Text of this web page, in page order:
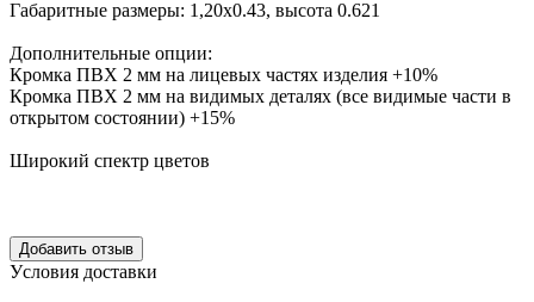
Габаритные размеры: 1,20х0.43, высота 0.621
Дополнительные опции:
Кромка ПВХ 2 мм на лицевых частях изделия +10%
Кромка ПВХ 2 мм на видимых деталях (все видимые части в
открытом состоянии) +15%
Широкий спектр цветов
Уcловия доcтавки